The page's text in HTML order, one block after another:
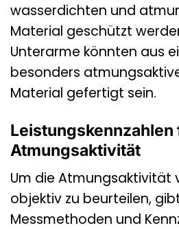
wasserdichten und
Material geschützt
Unterarme könnten aus
besonders
Material gefertigt sein.
Leistungskennzahlen
Atmungsaktivität
Um die Atmungsaktivität
objektiv zu beurteilen,
Messmethoden und